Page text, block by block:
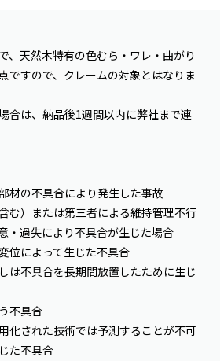
、天然木特有の色むら・ワレ・曲がり
ですので、クレームの対象とはなりま
合は、納品後1週間以内に弊社まで連
材の不具合により発生した事故
む）または第三者による維持管理不行
・過失により不具合が生じた場合
位によって生じた不具合
は不具合を長期間放置したために生じ
不具合
化された技術では予測することが不可
た不具合